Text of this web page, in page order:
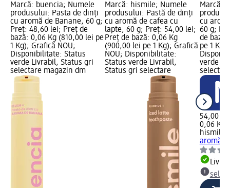
Marcă: buencia; Numele
produsului: Pasta de dinți
cu aromă de Banane, 60 g;
Preț: 48,60 lei; Preț de
bază: 0,06 Kg (810,00 lei pe
1 Kg); Grafică NOU;
Disponibilitate: Status
verde Livrabil, Status gri
selectare magazin dm
Marcă: hismile; Numele
produsului: Pastă de dinți
cu aromă de cafea cu
lapte, 60 g; Preț: 54,00 lei;
Preț de bază: 0,06 Kg
(900,00 lei pe 1 Kg); Grafică
NOU; Disponibilitate:
Status verde Livrabil,
Status gri selectare
Marcă:
cu
60 g;
de
pe 1
verde
54,00 lei
0,06 Kg
hismile
aromă